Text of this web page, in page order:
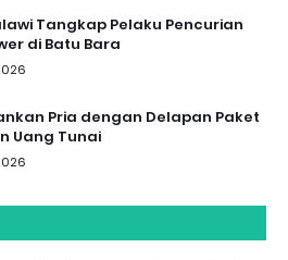
Tangkap Pelaku Pencurian
di Batu Bara
Pria dengan Delapan Paket
Uang Tunai